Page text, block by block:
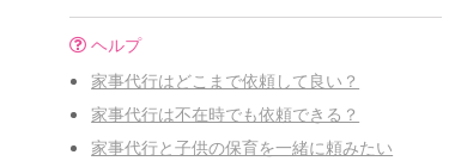
ヘルプ
家事代行はどこまで依頼して良い？
家事代行は不在時でも依頼できる？
家事代行と子供の保育を一緒に頼みたい